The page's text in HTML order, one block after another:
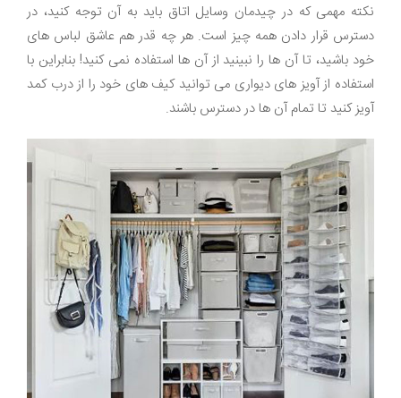
نکته مهمی که در چیدمان وسایل اتاق باید به آن توجه کنید، در
دسترس قرار دادن همه چیز است. هر چه قدر هم عاشق لباس های
خود باشید، تا آن ها را نبینید از آن ها استفاده نمی کنید! بنابراین با
استفاده از آویز های دیواری می توانید کیف های خود را از درب کمد
آویز کنید تا تمام آن ها در دسترس باشند.